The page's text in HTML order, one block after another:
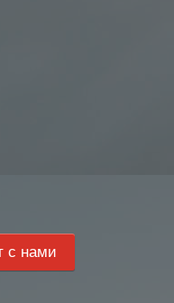
с нами